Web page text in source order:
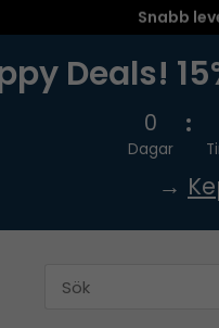
Snabb
Deals!
0
Dagar
→